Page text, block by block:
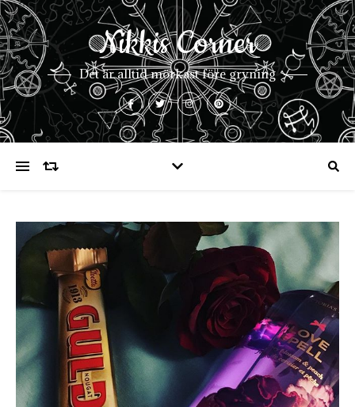
Nikkis Corner
Det är alltid mörkast före gryning